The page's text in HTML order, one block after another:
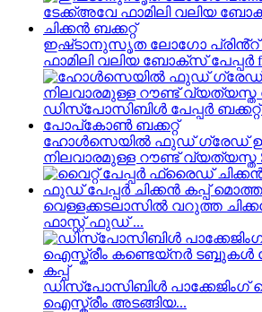
ഇഷ്‌ടാനുസൃത ലോഗോ പ്രിൻ്റ്
ഫാമിലി വലിയ ബോക്‌സ് പേപ്പർ
ഹോൾസെയിൽ ഫുഡ് ഗ്രേഡ്
നിലവാരമുള്ള റൗണ്ട് വ്യത്യസ്ത
വെള്ളക്കടലാസിൽ വറുത്ത
ഫാസ്റ്റ് ഫുഡ് ...
ഡിസ്പോസിബിൾ പാക്കേജിംഗ്
ഐസ്ക്രീം അടങ്ങിയ...